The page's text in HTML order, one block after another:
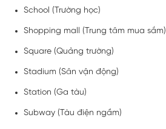
School (Trường học)
Shopping mall (Trung tâm mua sắm)
Square (Quảng trường)
Stadium (Sân vận động)
Station (Ga tàu)
Subway (Tàu điện ngầm)